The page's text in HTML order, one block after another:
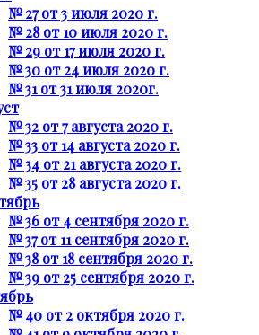
№ 27 от 3 июля 2020 г.
№ 28 от 10 июля 2020 г.
№ 29 от 17 июля 2020 г.
№ 30 от 24 июля 2020 г.
№ 31 от 31 июля 2020г.
№ 32 от 7 августа 2020 г.
№ 33 от 14 августа 2020 г.
№ 34 от 21 августа 2020 г.
№ 35 от 28 августа 2020 г.
№ 36 от 4 сентября 2020 г.
№ 37 от 11 сентября 2020 г.
№ 38 от 18 сентября 2020 г.
№ 39 от 25 сентября 2020 г.
№ 40 от 2 октября 2020 г.